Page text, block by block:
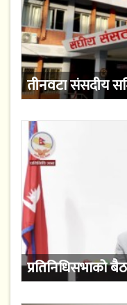
तीनवटा संसदीय